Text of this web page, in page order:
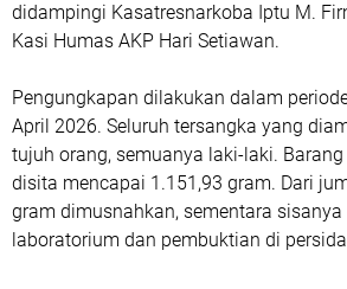
didampingi Kasatresnarkoba Iptu M.
Kasi Humas AKP Hari Setiawan.
Pengungkapan dilakukan dalam
April 2026. Seluruh tersangka yang
tujuh orang, semuanya laki-laki.
disita mencapai 1.151,93 gram. Dari
gram dimusnahkan, sementara
laboratorium dan pembuktian di